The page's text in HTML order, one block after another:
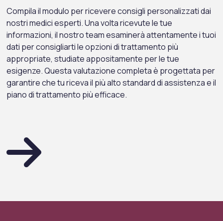
Compila il modulo per ricevere consigli personalizzati dai
nostri medici esperti. Una volta ricevute le tue
informazioni, il nostro team esaminerà attentamente i tuoi
dati per consigliarti le opzioni di trattamento più
appropriate, studiate appositamente per le tue
esigenze. Questa valutazione completa è progettata per
garantire che tu riceva il più alto standard di assistenza e il
piano di trattamento più efficace.